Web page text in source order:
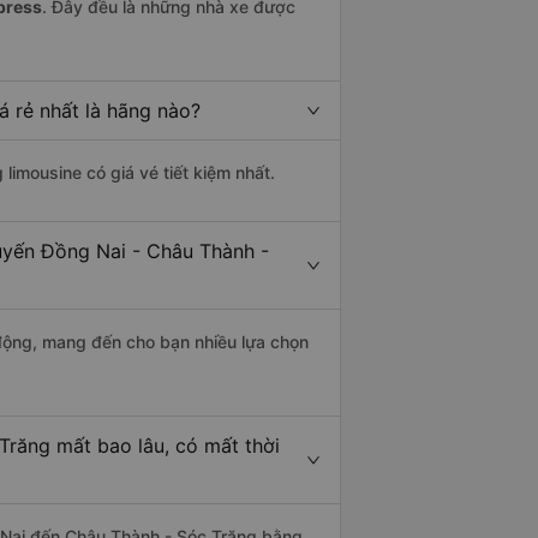
. Đây đều là những nhà xe được
rẻ nhất là hãng nào?
limousine có giá vé tiết kiệm nhất.
Đồng Nai - Châu Thành -
mang đến cho bạn nhiều lựa chọn
mất bao lâu, có mất thời